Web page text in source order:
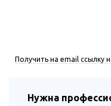
Получить на email ссылку
Нужна